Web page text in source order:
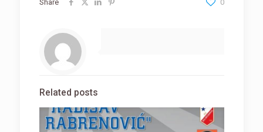
Share 0
Related posts